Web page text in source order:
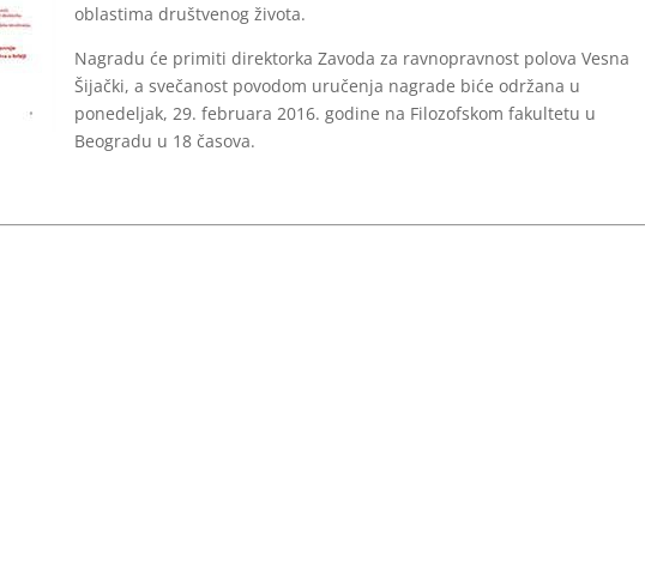
oblastima društvenog života.
Nagradu će primiti direktorka Zavoda za ravnopravnost polova Vesna
Šijački, a svečanost povodom uručenja nagrade biće održana u
ponedeljak, 29. februara 2016. godine na Filozofskom fakultetu u
Beogradu u 18 časova.